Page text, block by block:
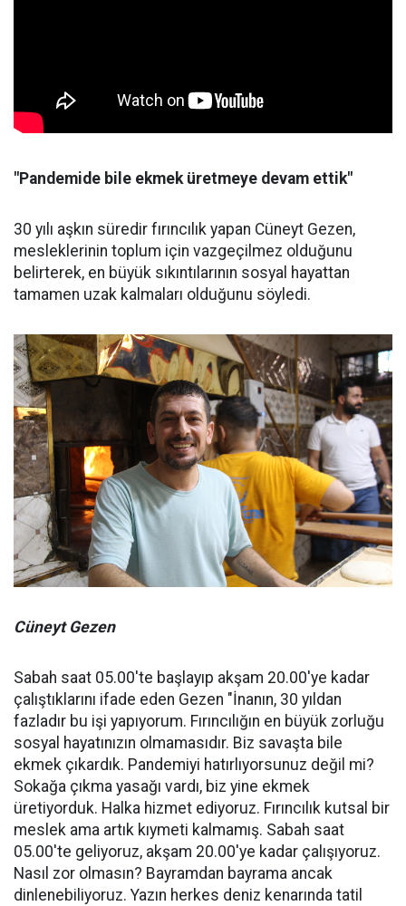
"Pandemide bile ekmek üretmeye devam ettik"
30 yılı aşkın süredir fırıncılık yapan Cüneyt Gezen,
mesleklerinin toplum için vazgeçilmez olduğunu
belirterek, en büyük sıkıntılarının sosyal hayattan
tamamen uzak kalmaları olduğunu söyledi.
Cüneyt Gezen
Sabah saat 05.00'te başlayıp akşam 20.00'ye kadar
çalıştıklarını ifade eden Gezen "İnanın, 30 yıldan
fazladır bu işi yapıyorum. Fırıncılığın en büyük zorluğu
sosyal hayatınızın olmamasıdır. Biz savaşta bile
ekmek çıkardık. Pandemiyi hatırlıyorsunuz değil mi?
Sokağa çıkma yasağı vardı, biz yine ekmek
üretiyorduk. Halka hizmet ediyoruz. Fırıncılık kutsal bir
meslek ama artık kıymeti kalmamış. Sabah saat
05.00'te geliyoruz, akşam 20.00'ye kadar çalışıyoruz.
Nasıl zor olmasın? Bayramdan bayrama ancak
dinlenebiliyoruz. Yazın herkes deniz kenarında tatil